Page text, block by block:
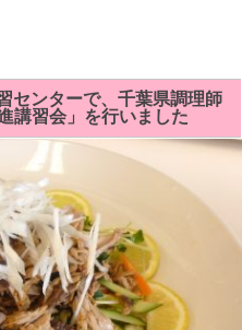
センターで、千葉県調理師
講習会」を行いました